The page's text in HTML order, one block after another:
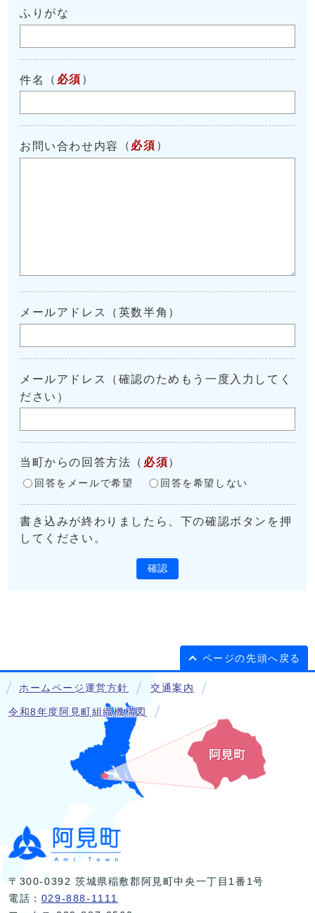
ふりがな
件名 （ 必須 ）
お問い合わせ内容 （ 必須 ）
メールアドレス（英数半角）
メールアドレス（確認のためもう一度入力してく
ださい）
当町からの回答方法 （ 必須 ）
回答をメールで希望 回答を希望しない
書き込みが終わりましたら、下の確認ボタンを押
してください。
確認
ページの先頭へ戻る
ホームページ運営方針 交通案内
令和8年度阿見町組織機構図
〒300-0392 茨城県稲敷郡阿見町中央一丁目1番1号
電話： 029-888-1111